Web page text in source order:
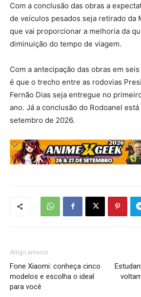
Com a conclusão das obras a
de veículos pesados seja retirado da
que vai proporcionar a melhoria da
diminuição do tempo de viagem.
Com a antecipação das obras em
é que o trecho entre as rodovias
Fernão Dias seja entregue no
ano. Já a conclusão do Rodoanel
setembro de 2026.
Artigo anterior
Fone Xiaomi: conheça cinco
modelos e escolha o ideal
para você